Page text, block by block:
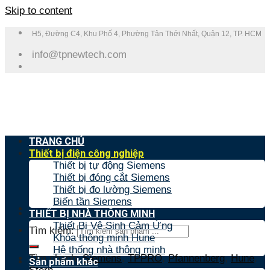
Skip to content
H5, Đường C4, Khu Phố 4, Phường Tân Thới Nhất, Quận 12, TP. HCM
info@tpnewtech.com
Tìm kiếm:
Tìm nhanh:Siemens,TPPRO,Pfannenberg,Hune,
TRANG CHỦ
Thiết bị điện công nghiệp
Thiết bị tự động Siemens
Thiết bị đóng cắt Siemens
Thiết bị đo lường Siemens
Biến tần Siemens
THIẾT BỊ NHÀ THÔNG MINH
Thiết Bị Vệ Sinh Cảm Ứng
Khóa thông minh Hune
Hệ thống nhà thông minh
Sản phẩm khác